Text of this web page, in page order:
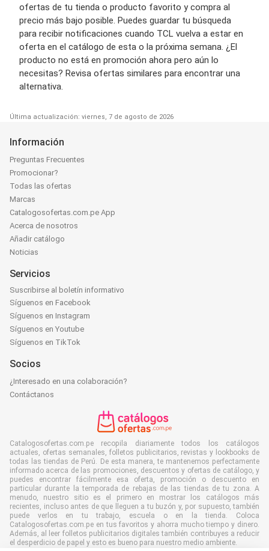
ofertas de tu tienda o producto favorito y compra al
precio más bajo posible. Puedes guardar tu búsqueda
para recibir notificaciones cuando TCL vuelva a estar en
oferta en el catálogo de esta o la próxima semana. ¿El
producto no está en promoción ahora pero aún lo
necesitas? Revisa ofertas similares para encontrar una
alternativa.
Última actualización: viernes, 7 de agosto de 2026
Información
Preguntas Frecuentes
Promocionar?
Todas las ofertas
Marcas
Catalogosofertas.com.pe App
Acerca de nosotros
Añadir catálogo
Noticias
Servicios
Suscribirse al boletín informativo
Síguenos en Facebook
Síguenos en Instagram
Síguenos en Youtube
Síguenos en TikTok
Socios
¿Interesado en una colaboración?
Contáctanos
Catalogosofertas.com.pe recopila diariamente todos los catálogos
actuales, ofertas semanales, folletos publicitarios, revistas y lookbooks de
todas las tiendas de Perú. De esta manera, te mantenemos perfectamente
informado acerca de las promociones, descuentos y ofertas de catálogo, y
puedes encontrar fácilmente esa oferta, promoción o descuento en
particular durante la temporada de rebajas de las tiendas de tu zona. A
menudo, nuestro sitio es el primero en mostrar los catálogos más
recientes, incluso antes de que lleguen a tu buzón y, por supuesto, también
puede verlos en tu trabajo, escuela o en la tienda. Coloca
Catalogosofertas.com.pe en tus favoritos y ahorra mucho tiempo y dinero.
Además, al leer folletos publicitarios digitales también contribuyes a reducir
el desperdicio de papel y esto es bueno para nuestro medio ambiente.